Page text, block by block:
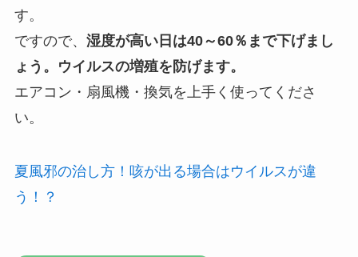
す。
ですので、 湿度が高い日は40～60％まで下げまし
ょう。ウイルスの増殖を防げます。
エアコン・扇風機・換気を上手く使ってくださ
い。
夏風邪の治し方！咳が出る場合はウイルスが違
う！？